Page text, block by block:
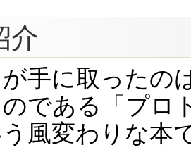
介
手に取ったの
である「プロ
風変わりな本